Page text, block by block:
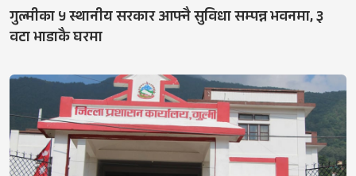
गुल्मीका ५ स्थानीय सरकार आफ्नै सुविधा सम्पन्न भवनमा, ३
वटा भाडाकै घरमा